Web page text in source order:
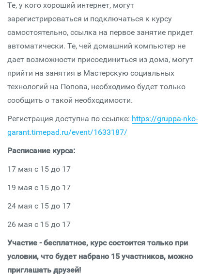
Те, у кого хороший интернет, могут
зарегистрироваться и подключаться к курсу
самостоятельно, ссылка на первое занятие придет
автоматически. Те, чей домашний компьютер не
дает возможности присоединиться из дома, могут
прийти на занятия в Мастерскую социальных
технологий на Попова, необходимо будет только
сообщить о такой необходимости.
Регистрация доступна по ссылке: https://gruppa-nko-
garant.timepad.ru/event/1633187/
Расписание курса:
17 мая с 15 до 17
19 мая с 15 до 17
24 мая с 15 до 17
26 мая с 15 до 17
Участие - бесплатное, курс состоится только при
условии, что будет набрано 15 участников, можно
приглашать друзей!